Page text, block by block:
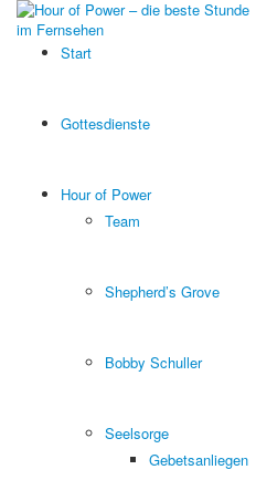
Start
Gottesdienste
Hour of Power
Team
Shepherd’s Grove
Bobby Schuller
Seelsorge
Gebetsanliegen